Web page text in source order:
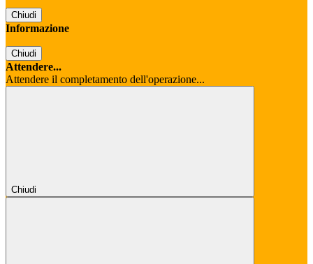
Chiudi
Informazione
Chiudi
Attendere...
Attendere il completamento dell'operazione...
Chiudi